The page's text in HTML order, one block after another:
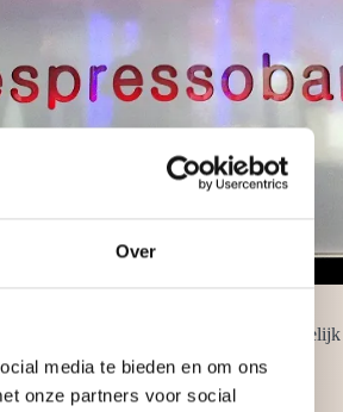
Over
media te bieden en om ons
onze partners voor social
barman of barvrouw. Het is ook mogelijk
is altijd ontzettend gastvrij.